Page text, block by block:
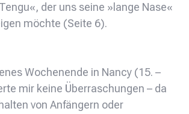
der uns seine »lange Nase«
möchte (Seite 6).
Wochenende in Nancy (15. –
mir keine Überraschungen – da
von Anfängern oder